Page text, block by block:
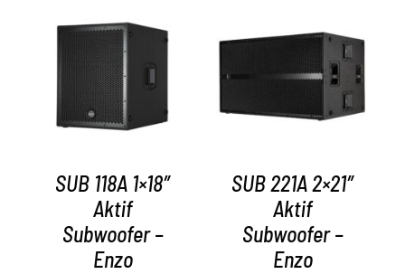
AYRINTILAR
SUB 118A 1×18″
Aktif
Subwoofer –
Enzo
AYRINTILAR
SUB 221A 2×21″
Aktif
Subwoofer –
Enzo